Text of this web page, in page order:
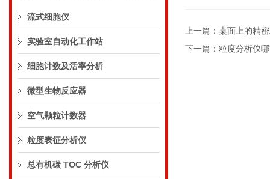
流式细胞仪
实验室自动化工作站
细胞计数及活率分析
微型生物反应器
空气颗粒计数器
粒度表征分析仪
总有机碳 TOC 分析仪
上一篇： 桌面上的精
下一篇： 粒度分析仪